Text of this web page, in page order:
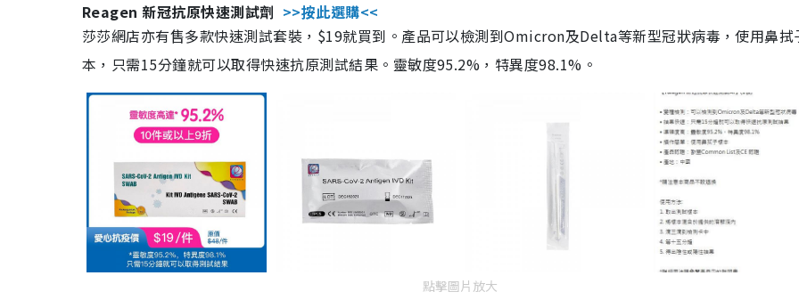
Reagen 新冠抗原快速測試劑 >>按此選購<<
莎莎網店亦有售多款快速測試套裝，$19就買到。產品可以檢測到Omicron及Delta等新型冠狀病毒，使用鼻拭
本，只需15分鐘就可以取得快速抗原測試結果。靈敏度95.2%，特異度98.1%。
點擊圖片放大